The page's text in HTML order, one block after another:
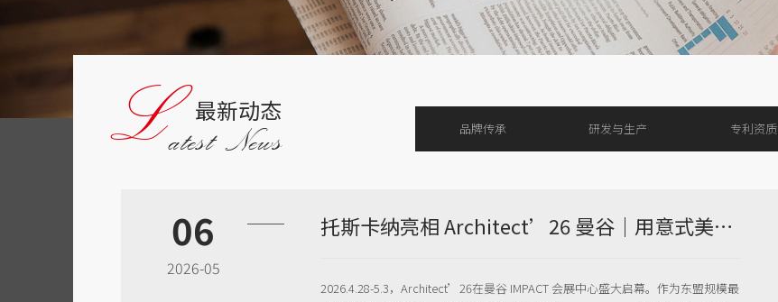
L 最新动态
atest News 品牌传承 研发与生产 专利资质
06
2026-05
托斯卡纳亮相 Architect’26 曼谷｜用意式美学共筑高端室外生活新范式
2026.4.28-5.3，Architect’26在曼谷 IMPACT 会展中心盛大启幕。作为东盟规模最